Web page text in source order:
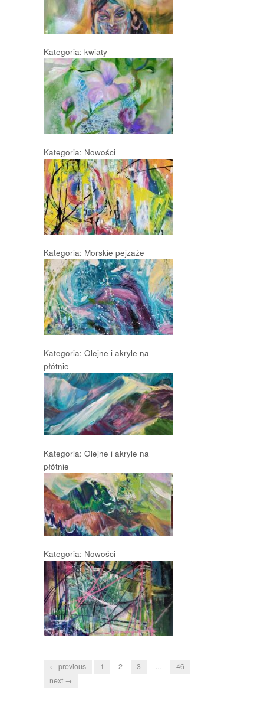
Kategoria: kwiaty
Kategoria: Nowości
Kategoria: Morskie pejzaże
Kategoria: Olejne i akryle na
płótnie
Kategoria: Olejne i akryle na
płótnie
Kategoria: Nowości
← previous 1 2 3 …
46
next →